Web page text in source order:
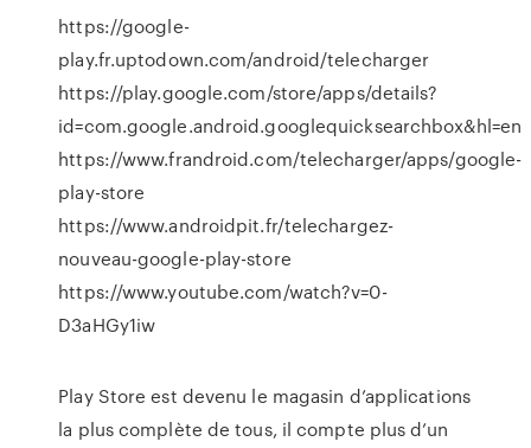
https://google-
play.fr.uptodown.com/android/telecharger
https://play.google.com/store/apps/details?
id=com.google.android.googlequicksearchbox&hl=en
https://www.frandroid.com/telecharger/apps/google-
play-store
https://www.androidpit.fr/telechargez-
nouveau-google-play-store
https://www.youtube.com/watch?v=0-
D3aHGy1iw
Play Store est devenu le magasin d’applications
la plus complète de tous, il compte plus d’un